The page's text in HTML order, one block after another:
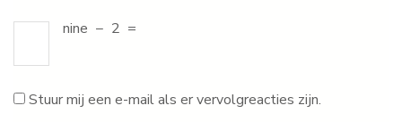
nine − 2 =
Stuur mij een e-mail als er vervolgreacties zijn.